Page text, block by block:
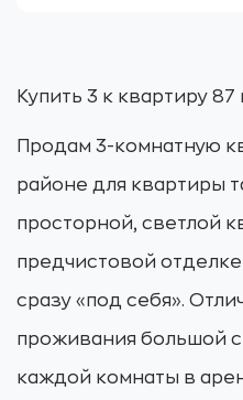
Купить 3 к квартиру 87
Продам 3-комнатную
районе для квартиры
просторной, светлой
предчистовой
сразу «под себя».
проживания большой
каждой комнаты в